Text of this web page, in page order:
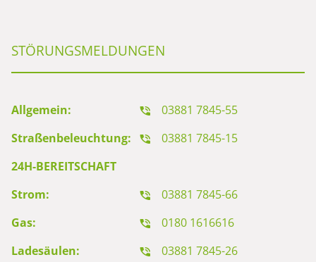
STÖRUNGSMELDUNGEN
Allgemein:
03881 7845-55
Straßenbeleuchtung:
03881 7845-15
24H-BEREITSCHAFT
Strom:
03881 7845-66
Gas:
0180 1616616
Ladesäulen:
03881 7845-26